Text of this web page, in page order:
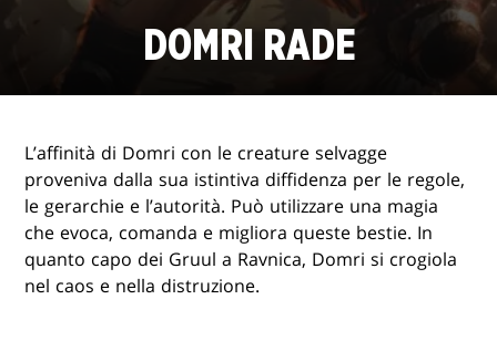
DOMRI RADE
L’affinità di Domri con le creature selvagge
proveniva dalla sua istintiva diffidenza per le regole,
le gerarchie e l’autorità. Può utilizzare una magia
che evoca, comanda e migliora queste bestie. In
quanto capo dei Gruul a Ravnica, Domri si crogiola
nel caos e nella distruzione.